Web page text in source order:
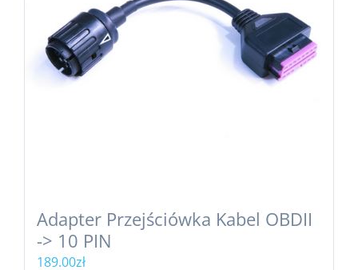
Adapter Przejściówka Kabel OBDII
-> 10 PIN
189.00zł